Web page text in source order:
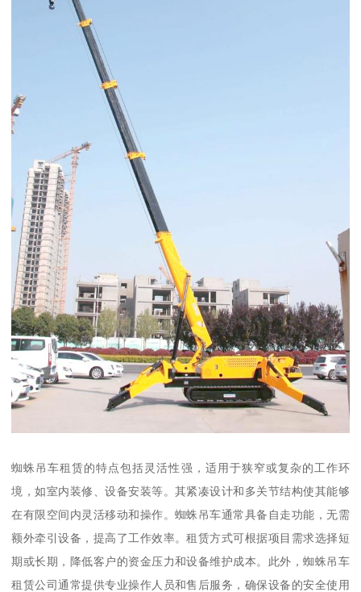
蜘蛛吊车租赁的特点包括灵活性强，适用于狭窄或复杂的工作环
境，如室内装修、设备安装等。其紧凑设计和多关节结构使其能够
在有限空间内灵活移动和操作。蜘蛛吊车通常具备自走功能，无需
额外牵引设备，提高了工作效率。租赁方式可根据项目需求选择短
期或长期，降低客户的资金压力和设备维护成本。此外，蜘蛛吊车
租赁公司通常提供专业操作人员和售后服务，确保设备的安全使用